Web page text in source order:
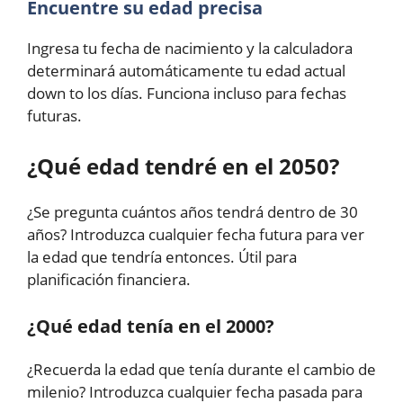
Encuentre su edad precisa
Ingresa tu fecha de nacimiento y la calculadora
determinará automáticamente tu edad actual
down to los días. Funciona incluso para fechas
futuras.
¿Qué edad tendré en el 2050?
¿Se pregunta cuántos años tendrá dentro de 30
años? Introduzca cualquier fecha futura para ver
la edad que tendría entonces. Útil para
planificación financiera.
¿Qué edad tenía en el 2000?
¿Recuerda la edad que tenía durante el cambio de
milenio? Introduzca cualquier fecha pasada para